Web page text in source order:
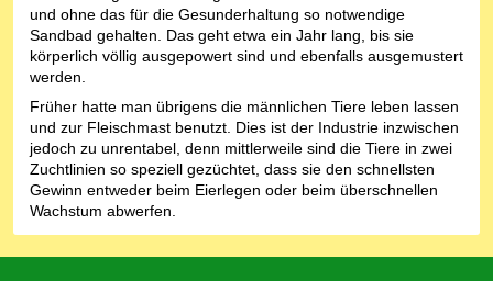
und ohne das für die Gesunderhaltung so notwendige
Sandbad gehalten. Das geht etwa ein Jahr lang, bis sie
körperlich völlig ausgepowert sind und ebenfalls ausgemustert
werden.
Früher hatte man übrigens die männlichen Tiere leben lassen
und zur Fleischmast benutzt. Dies ist der Industrie inzwischen
jedoch zu unrentabel, denn mittlerweile sind die Tiere in zwei
Zuchtlinien so speziell gezüchtet, dass sie den schnellsten
Gewinn entweder beim Eierlegen oder beim überschnellen
Wachstum abwerfen.